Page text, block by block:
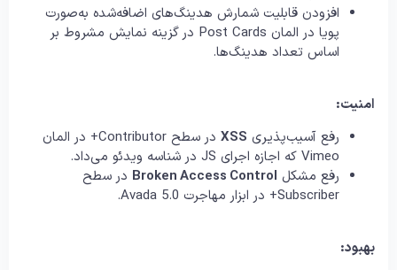
افزودن قابلیت شمارش هدینگ‌های اضافه‌شده به‌صورت
پویا در المان Post Cards در گزینه نمایش مشروط بر
اساس تعداد هدینگ‌ها.
امنیت:
رفع آسیب‌پذیری XSS
در سطح Contributor+ در المان
Vimeo که اجازه اجرای JS در شناسه ویدئو می‌داد.
رفع مشکل Broken Access Control در سطح
Subscriber+ در ابزار مهاجرت Avada 5.0.
بهبود: